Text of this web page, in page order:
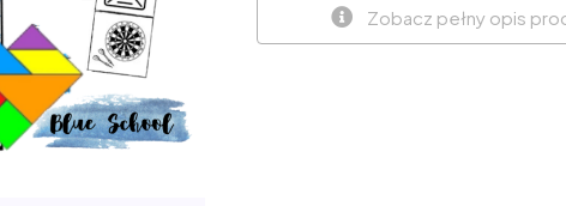
Zobacz pełny opis